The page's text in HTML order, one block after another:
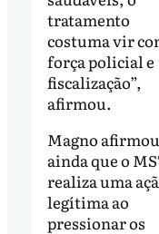
tratamento
costuma vir
força policial e
fiscalização”,
afirmou.
Magno afirmou
ainda que o
realiza uma
legítima ao
pressionar os